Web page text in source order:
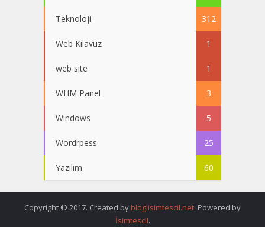
Teknoloji 312
Web Kılavuz 1
web site 1
WHM Panel 3
Windows 5
Wordrpess 25
Yazılım 60
Copyright © 2017. Created by blog.isimtescil.net. Powered by
İsimtescil.